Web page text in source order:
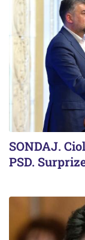
SONDAJ.
PSD.